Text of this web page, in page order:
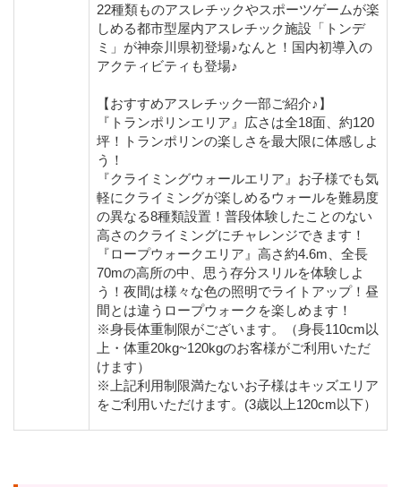
22種類ものアスレチックやスポーツゲームが楽
しめる都市型屋内アスレチック施設「トンデ
ミ」が神奈川県初登場♪なんと！国内初導入の
アクティビティも登場♪
【おすすめアスレチック一部ご紹介♪】
『トランポリンエリア』広さは全18面、約120
坪！トランポリンの楽しさを最大限に体感しよ
う！
『クライミングウォールエリア』お子様でも気
軽にクライミングが楽しめるウォールを難易度
の異なる8種類設置！普段体験したことのない
高さのクライミングにチャレンジできます！
『ロープウォークエリア』高さ約4.6m、全長
70mの高所の中、思う存分スリルを体験しよ
う！夜間は様々な色の照明でライトアップ！昼
間とは違うロープウォークを楽しめます！
※身長体重制限がございます。（身長110cm以
上・体重20kg~120kgのお客様がご利用いただ
けます）
※上記利用制限満たないお子様はキッズエリア
をご利用いただけます。(3歳以上120cm以下）